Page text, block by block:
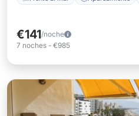
€141/noche
7 noches - €985